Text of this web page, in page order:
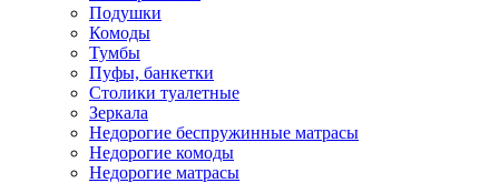
Подушки
Комоды
Тумбы
Пуфы, банкетки
Столики туалетные
Зеркала
Недорогие беспружинные матрасы
Недорогие комоды
Недорогие матрасы